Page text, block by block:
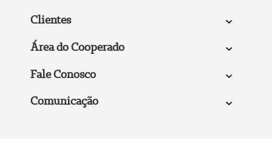
Clientes
Área do Cooperado
Fale Conosco
Comunicação